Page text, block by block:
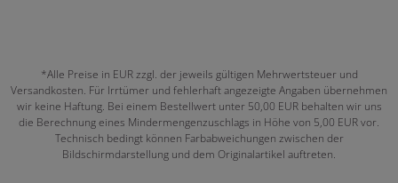
*Alle Preise in EUR zzgl. der jeweils gültigen Mehrwertsteuer und
Versandkosten. Für Irrtümer und fehlerhaft angezeigte Angaben übernehmen
wir keine Haftung. Bei einem Bestellwert unter 50,00 EUR behalten wir uns
die Berechnung eines Mindermengenzuschlags in Höhe von 5,00 EUR vor.
Technisch bedingt können Farbabweichungen zwischen der
Bildschirmdarstellung und dem Originalartikel auftreten.